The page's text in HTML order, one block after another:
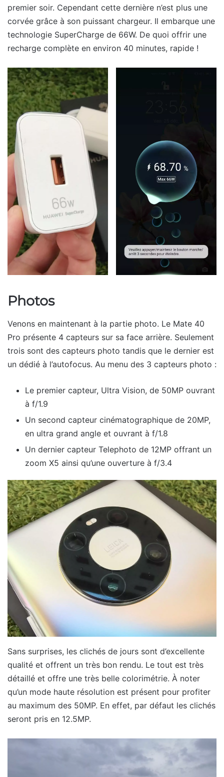
premier soir. Cependant cette dernière n’est plus une
corvée grâce à son puissant chargeur. Il embarque une
technologie SuperCharge de 66W. De quoi offrir une
recharge complète en environ 40 minutes, rapide !
Photos
Venons en maintenant à la partie photo. Le Mate 40
Pro présente 4 capteurs sur sa face arrière. Seulement
trois sont des capteurs photo tandis que le dernier est
un dédié à l’autofocus. Au menu des 3 capteurs photo :
Le premier capteur, Ultra Vision, de 50MP ouvrant
à f/1.9
Un second capteur cinématographique de 20MP,
en ultra grand angle et ouvrant à f/1.8
Un dernier capteur Telephoto de 12MP offrant un
zoom X5 ainsi qu’une ouverture à f/3.4
Sans surprises, les clichés de jours sont d’excellente
qualité et offrent un très bon rendu. Le tout est très
détaillé et offre une très belle colorimétrie. À noter
qu’un mode haute résolution est présent pour profiter
au maximum des 50MP. En effet, par défaut les clichés
seront pris en 12.5MP.